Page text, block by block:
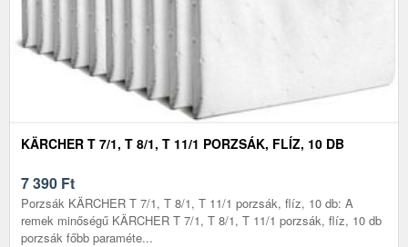
KÄRCHER T 7/1, T 8/1, T 11/1 PORZSÁK, FLÍZ, 10 DB
7 390 Ft
Porzsák KÄRCHER T 7/1, T 8/1, T 11/1 porzsák, flíz, 10 db: A
remek minőségű KÄRCHER T 7/1, T 8/1, T 11/1 porzsák, flíz, 10 db
porzsák főbb paraméte...